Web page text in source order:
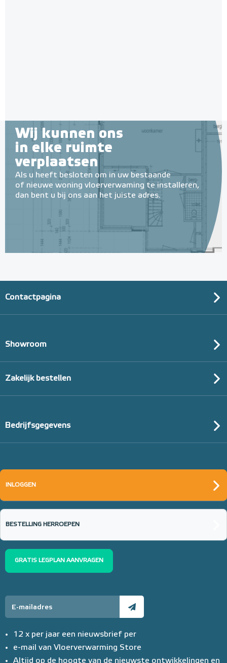
Wij kunnen ons
in elke ruimte
verplaatsen
Als u heeft besloten om in uw bestaande
of nieuwe woning vloerverwaming te installeren,
dan bent u bij ons aan het juiste adres.
Contactpagina
Showroom
Zakelijk bestellen
Bedrijfsgegevens
INLOGGEN
BESTELLING HERROEPEN
GRATIS LEGPLAN AANVRAGEN
12 x per jaar een nieuwsbrief per
e-mail van Vloerverwarming Store
Altijd op de hoogte van de nieuwste ontwikkelingen en